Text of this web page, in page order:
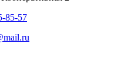
85-57